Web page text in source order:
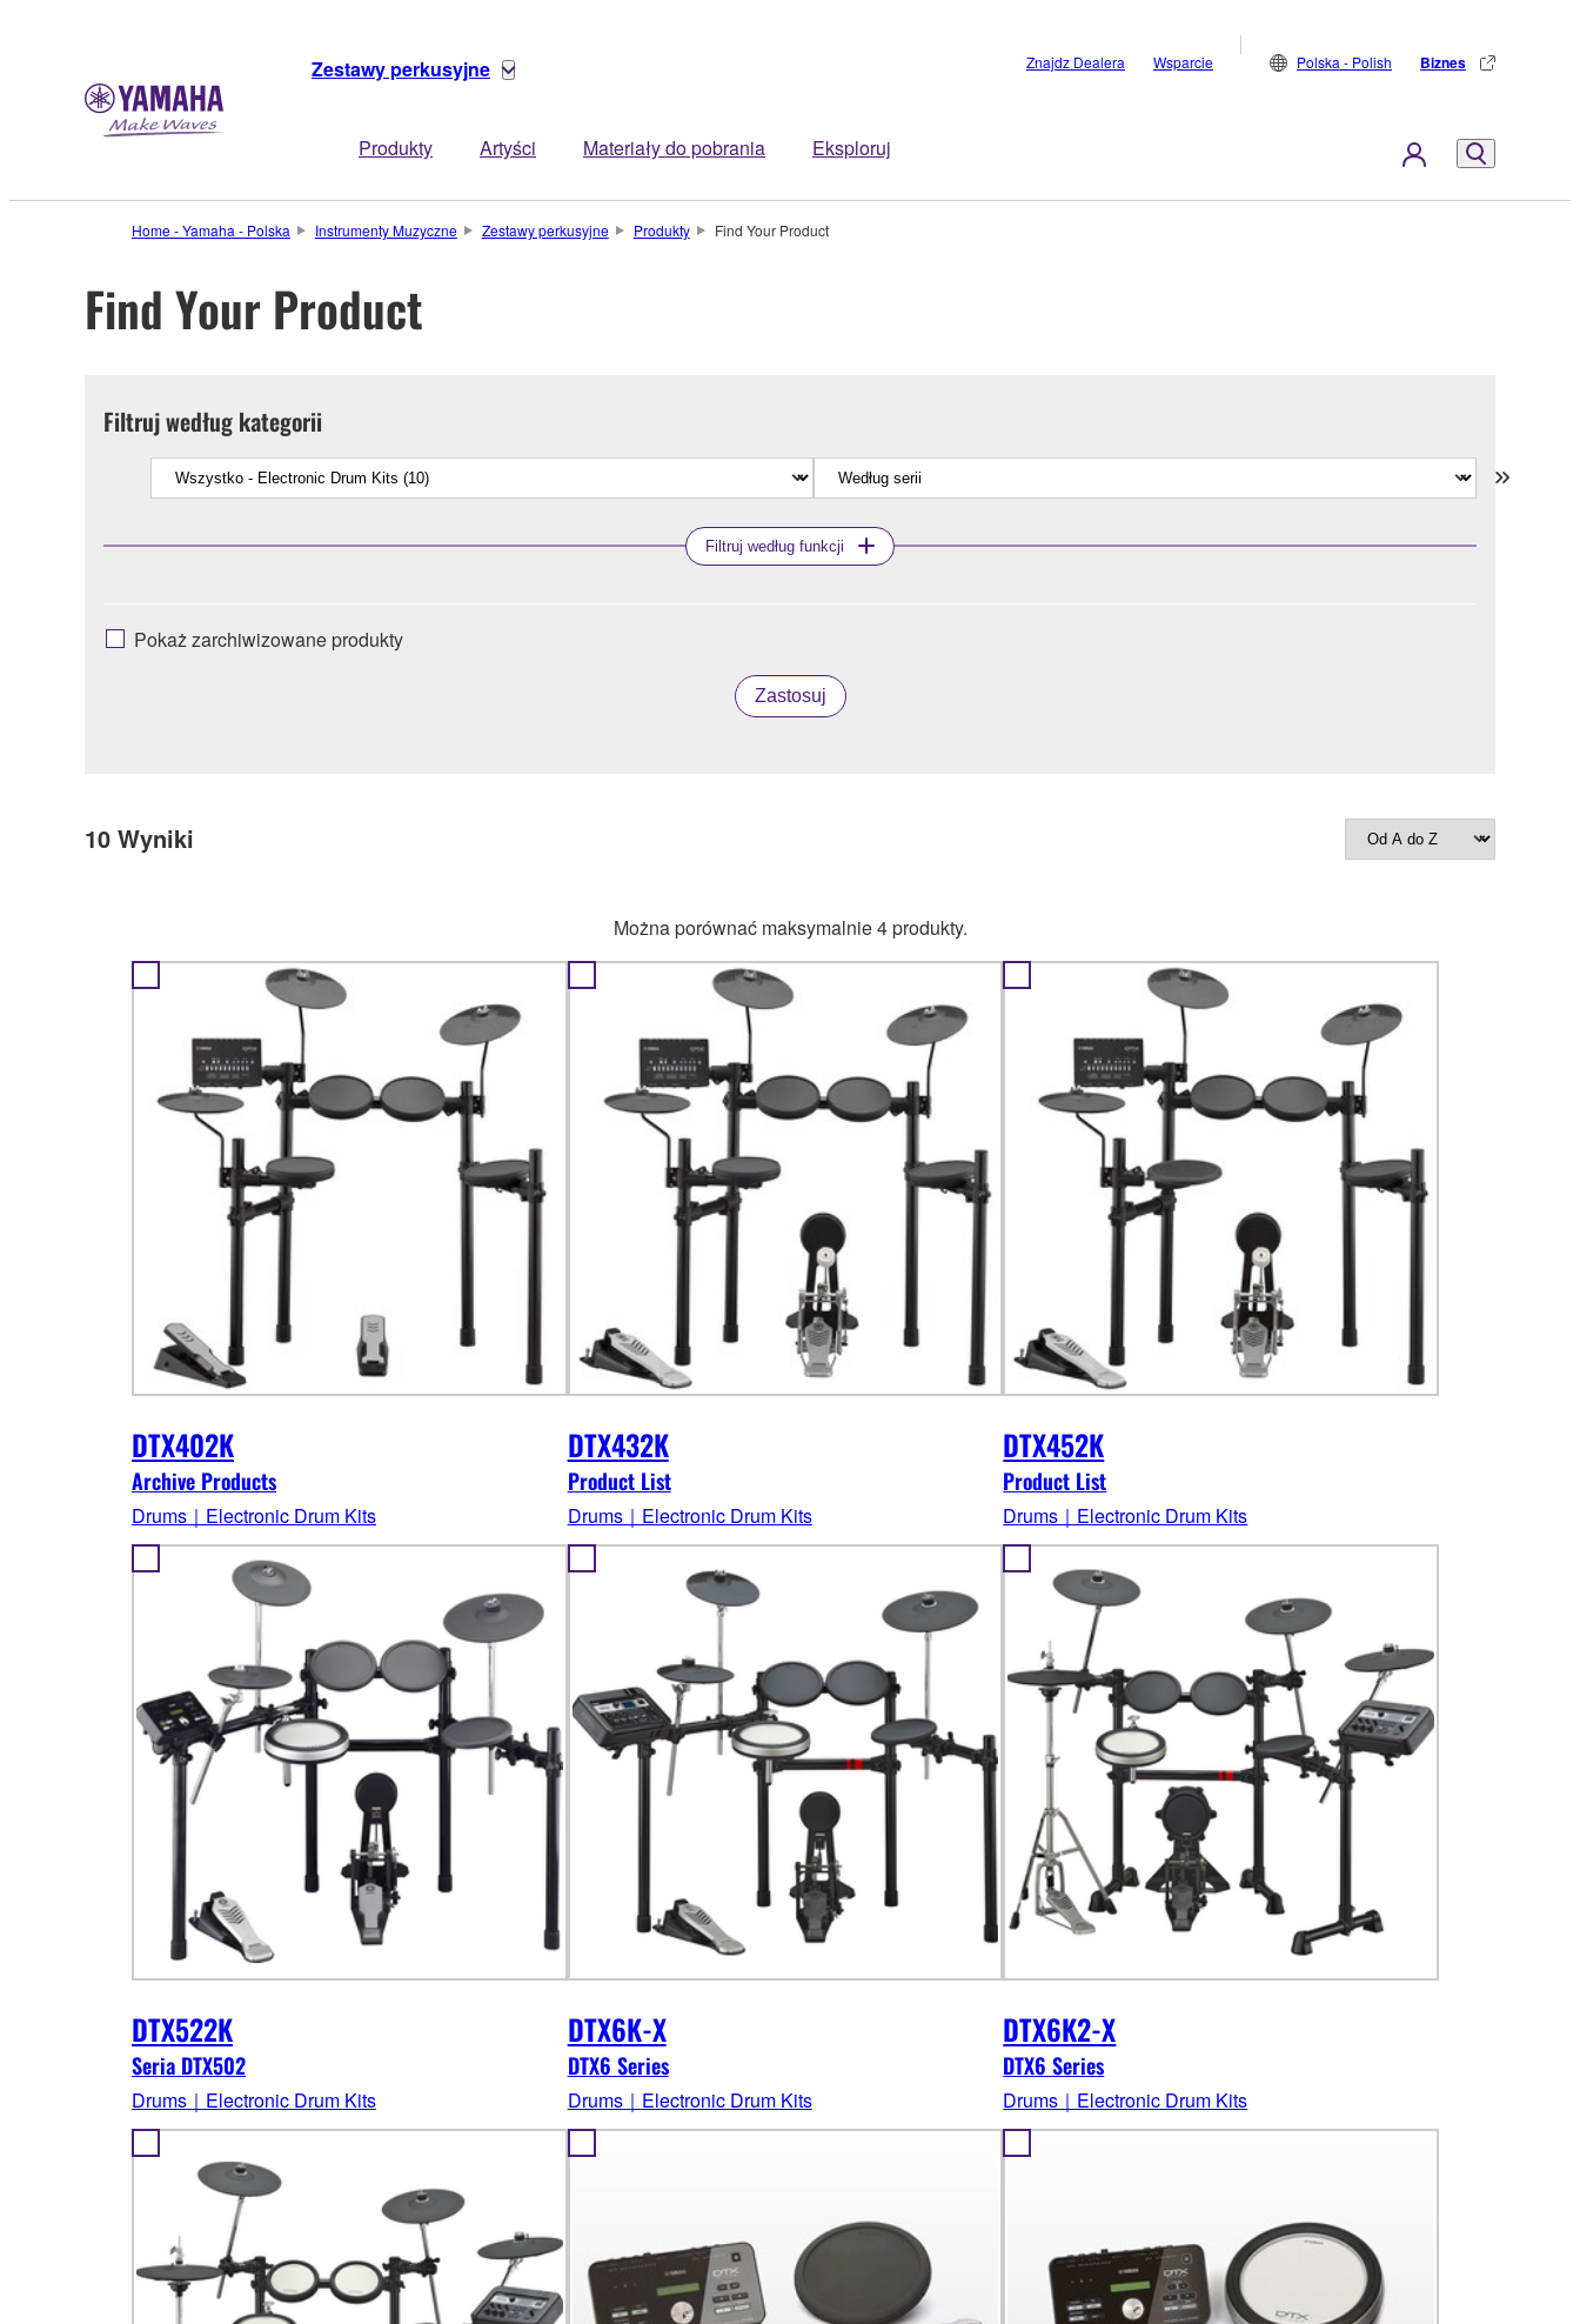
Zestawy perkusyjne
Produkty Artyści Materiały do pobrania Eksploruj
Znajdz Dealera Wsparcie Polska - Polish Biznes
Home - Yamaha - Polska Instrumenty Muzyczne Zestawy perkusyjne Produkty Find Your Product
Find Your Product
Filtruj według kategorii
Filtruj według funkcji
Pokaż zarchiwizowane produkty
Zastosuj
10 Wyniki
Można porównać maksymalnie 4 produkty.
DTX402K
Archive Products
Drums｜Electronic Drum Kits
DTX432K
Product List
Drums｜Electronic Drum Kits
DTX452K
Product List
Drums｜Electronic Drum Kits
DTX522K
Seria DTX502
Drums｜Electronic Drum Kits
DTX6K-X
DTX6 Series
Drums｜Electronic Drum Kits
DTX6K2-X
DTX6 Series
Drums｜Electronic Drum Kits